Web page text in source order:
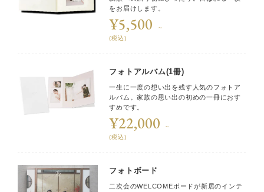
をお届けします。
¥5,500
～
(税込)
フォトアルバム(1冊)
一生に一度の想い出を残す人気のフォトア
ルバム。家族の思い出の初めの一冊におす
すめです。
¥22,000
～
(税込)
フォトボード
二次会のWELCOMEボードが新居のインテ